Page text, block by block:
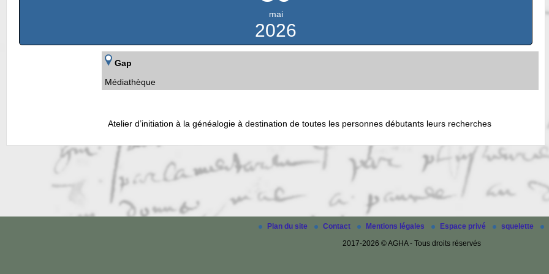
mai
2026
Gap
Médiathèque
Atelier d’initiation à la généalogie à destination de toutes les personnes débutants leurs recherches
Plan du site Contact Mentions légales Espace privé
squelette
2017-2026 © AGHA - Tous droits réservés